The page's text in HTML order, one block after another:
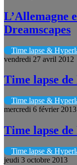
L’Allemagne
Dreamscapes
Time lapse &
vendredi 27 avril 2012
Time lapse de
Time lapse &
mercredi 6 février 2013
Time lapse
Time lapse &
jeudi 3 octobre 2013